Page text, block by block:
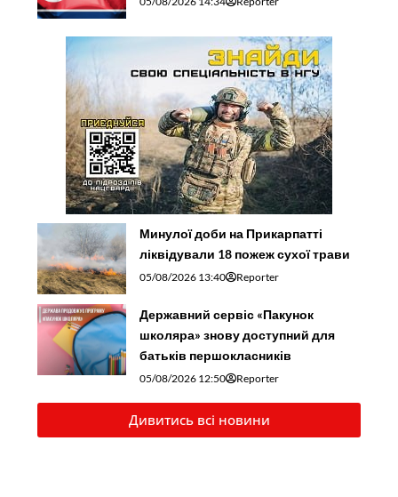
Минулої доби на Прикарпатті
ліквідували 18 пожеж сухої трави
05/08/2026 13:40 Reporter
Державний сервіс «Пакунок
школяра» знову доступний для
батьків першокласників
05/08/2026 12:50 Reporter
Дивитись всі новини